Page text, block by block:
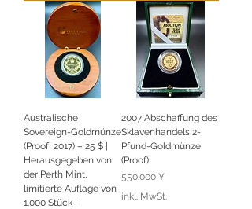
Australische
Sovereign-Goldmünze
(Proof, 2017) – 25 $ |
Herausgegeben von
der Perth Mint,
limitierte Auflage von
1.000 Stück |
2007 Abschaffung des
Sklavenhandels 2-
Pfund-Goldmünze
(Proof)
Preis
550.000 ¥
inkl. MwSt.